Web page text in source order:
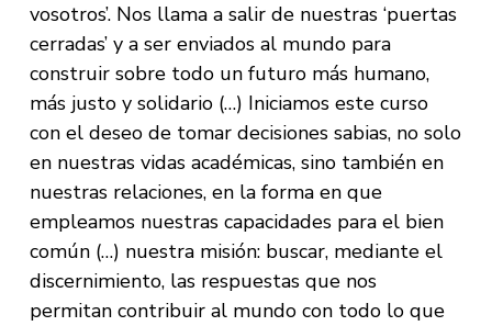
vosotros’. Nos llama a salir de nuestras ‘puertas
cerradas’ y a ser enviados al mundo para
construir sobre todo un futuro más humano,
más justo y solidario (…) Iniciamos este curso
con el deseo de tomar decisiones sabias, no solo
en nuestras vidas académicas, sino también en
nuestras relaciones, en la forma en que
empleamos nuestras capacidades para el bien
común (…) nuestra misión: buscar, mediante el
discernimiento, las respuestas que nos
permitan contribuir al mundo con todo lo que